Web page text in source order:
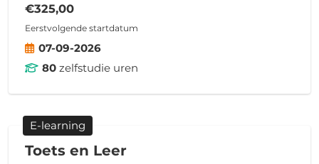
€325,00
Eerstvolgende startdatum
07-09-2026
80zelfstudie uren
E-learning
Toets en Leer